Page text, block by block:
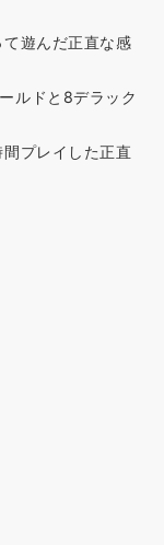
遊んだ正直な感
ルドと8デラック
プレイした正直